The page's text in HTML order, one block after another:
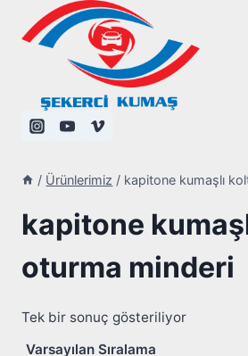
/ Ürünlerimiz / kapitone kumaşlı
kapitone
oturma minderi
Tek bir sonuç gösteriliyor